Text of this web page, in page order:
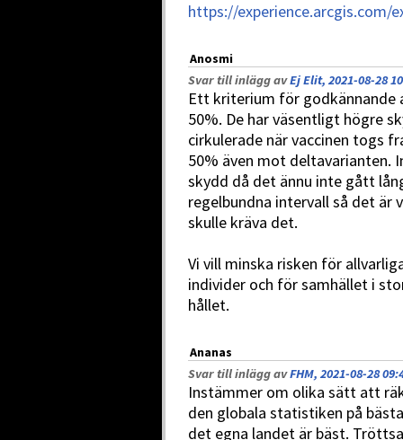
https://experience.arcgis.com/
Anosmi
Svar till inlägg avEj Elit, 2021-08-28
Ett kriterium för godkännande
50%. De har väsentligt högre
cirkulerade när vaccinen togs
50% även mot deltavarianten.
skydd då det ännu inte gått
regelbundna intervall så det är
skulle kräva det.
Vi vill minska risken för
individer och för samhället i
hållet.
Ananas
Svar till inlägg avFHM, 2021-08-28
Instämmer om olika sätt att
den globala statistiken på
det egna landet är bäst.